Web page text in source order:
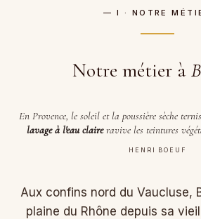
— I · NOTRE
Notre métier à
En Provence, le soleil et la poussière sèche
lavage à l'eau claireravive les teintures
HENRI BOEUF
Aux confins nord du Vaucluse,
plaine du Rhône depuis sa